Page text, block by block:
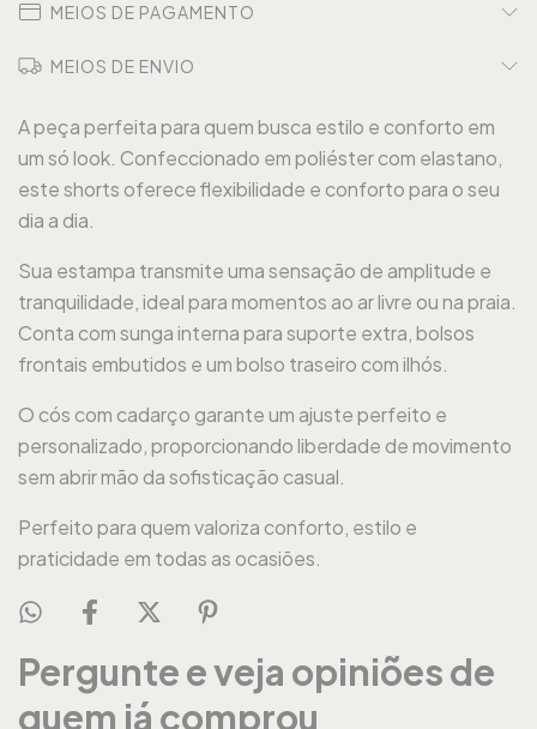
MEIOS DE PAGAMENTO
MEIOS DE ENVIO
A peça perfeita para quem busca estilo e conforto em
um só look. Confeccionado em poliéster com elastano,
este shorts oferece flexibilidade e conforto para o seu
dia a dia.
Sua estampa transmite uma sensação de amplitude e
tranquilidade, ideal para momentos ao ar livre ou na praia.
Conta com sunga interna para suporte extra, bolsos
frontais embutidos e um bolso traseiro com ilhós.
O cós com cadarço garante um ajuste perfeito e
personalizado, proporcionando liberdade de movimento
sem abrir mão da sofisticação casual.
Perfeito para quem valoriza conforto, estilo e
praticidade em todas as ocasiões.
Pergunte e veja opiniões de
quem já comprou